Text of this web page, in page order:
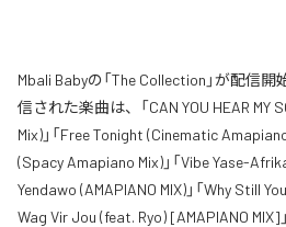
Mbali Babyの「The Collection」が配信
信された楽曲は、「CAN YOU HEAR MY
Mix)」「Free Tonight (Cinematic
(Spacy Amapiano Mix)」「Vibe Yase-
Yendawo (AMAPIANO MIX)」「Why Still
Wag Vir Jou (feat. Ryo) [AMAPIANO MIX]